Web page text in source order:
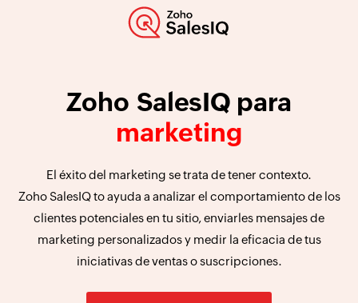
Zoho SalesIQ para
marketing
El éxito del marketing se trata de tener contexto.
Zoho SalesIQ to ayuda a analizar el comportamiento de los
clientes potenciales en tu sitio, enviarles mensajes de
marketing personalizados y medir la eficacia de tus
iniciativas de ventas o suscripciones.